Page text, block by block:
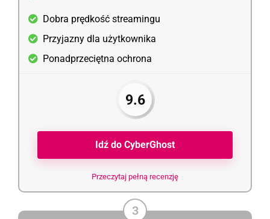
Dobra prędkość streamingu
Przyjazny dla użytkownika
Ponadprzeciętna ochrona
9.6
Idź do CyberGhost
Przeczytaj pełną recenzję
3